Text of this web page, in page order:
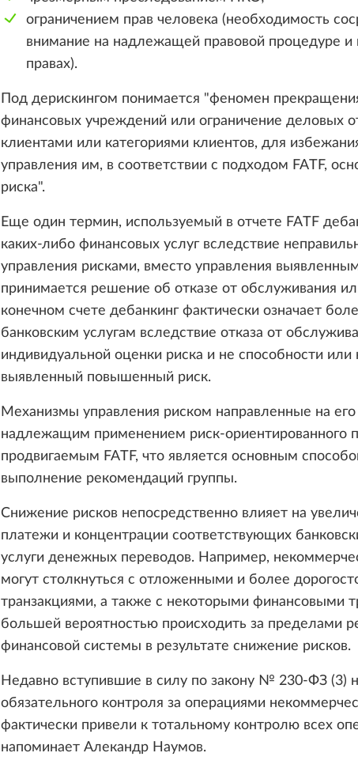
ограничением прав человека (необходимость
внимание на надлежащей правовой процедуре и
правах).
Под дерискингом понимается "феномен
финансовых учреждений или ограничение деловых
клиентами или категориями клиентов, для
управления им, в соответствии с подходом FATF,
риска".
Еще один термин, используемый в отчете FATF
каких-либо финансовых услуг вследствие
управления рисками, вместо управления
принимается решение об отказе от обслуживания
конечном счете дебанкинг фактически означает
банковским услугам вследствие отказа от
индивидуальной оценки риска и не способности
выявленный повышенный риск.
Механизмы управления риском направленные на
надлежащим применением риск-ориентированного
продвигаемым FATF, что является основным
выполнение рекомендаций группы.
Снижение рисков непосредственно влияет на
платежи и концентрации соответствующих
услуги денежных переводов. Например,
могут столкнуться с отложенными и более
транзакциями, а также с некоторыми финансовыми
большей вероятностью происходить за пределами
финансовой системы в результате снижение рисков.
Недавно вступившие в силу по закону № 230-ФЗ (3)
обязательного контроля за операциями
фактически привели к тотальному контролю всех
напоминает Алекандр Наумов.